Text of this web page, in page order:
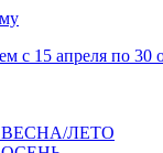
с 15 апреля по 30
ЛЕТО